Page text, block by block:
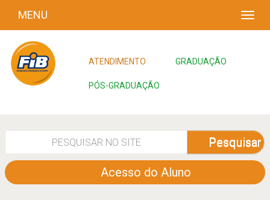
MENU
ATENDIMENTO GRADUAÇÃO
PÓS-GRADUAÇÃO
Pesquisar
Acesso do Aluno